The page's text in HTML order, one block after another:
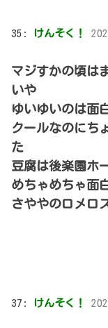
35: けんそく！
マジすかの頃は
いや
ゆいゆいのは面
クールなのにち
た
豆腐は後楽園ホ
めちゃめちゃ面
さややのロメロ
37: けんそく！